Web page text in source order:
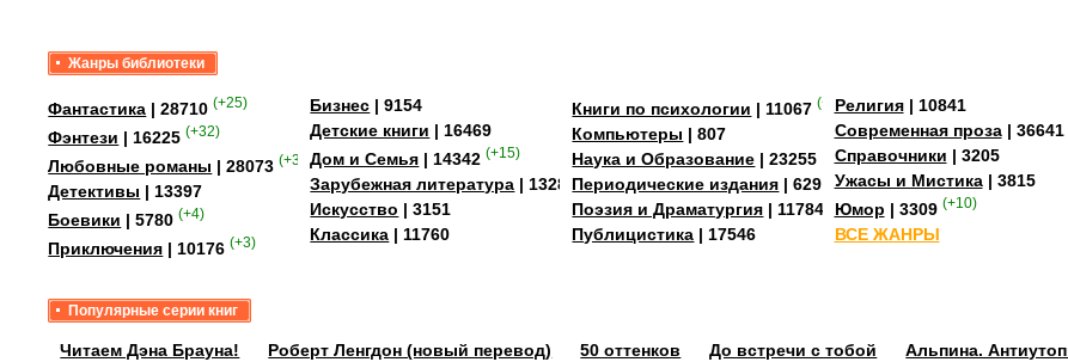
Жанры библиотеки
Фантастика | 28710 (+25)
Фэнтези | 16225 (+32)
Любовные романы | 28073 (+349)
Детективы | 13397
Боевики | 5780 (+4)
Приключения | 10176 (+3)
Бизнес | 9154
Детские книги | 16469
Дом и Семья | 14342 (+15)
Зарубежная литература | 13284
Искусство | 3151
Классика | 11760
Книги по психологии | 11067 (+4)
Компьютеры | 807
Наука и Образование | 23255
Периодические издания | 629
Поэзия и Драматургия | 11784
Публицистика | 17546
Религия| 10841
Современная проза| 36641
Справочники | 3205
Ужасы и Мистика| 3815
Юмор | 3309 (+10)
ВСЕ ЖАНРЫ
Популярные серии книг
Читаем Дэна Брауна! Роберт Ленгдон (новый перевод) 50 оттенков До встречи с тобой
Альпина.